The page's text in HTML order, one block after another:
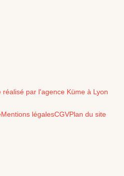
réalisé par l'agence Küme à Lyon
Mentions légalesCGVPlan du site